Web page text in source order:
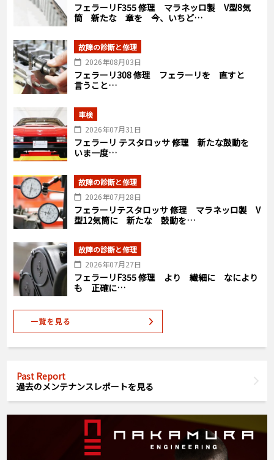
フェラーリF355 修理 マラネッロ製 V型8気
筒 新たな 章を 今、いちど…
故障の診断と修理
2026年08月03日
フェラーリ308 修理 フェラーリを 直すと
言うこと…
車検
2026年07月31日
フェラーリ テスタロッサ 修理 新たな鼓動を
いま一度…
故障の診断と修理
2026年07月28日
フェラーリテスタロッサ 修理 マラネッロ製 V
型12気筒に 新たな 鼓動を…
故障の診断と修理
2026年07月27日
フェラーリF355 修理 より 繊細に なにより
も 正確に…
Past Report
過去のメンテナンスレポートを見る